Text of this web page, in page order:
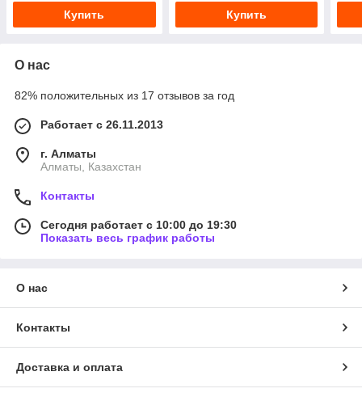
Купить Купить
О нас
82% положительных из 17 отзывов за год
Работает с 26.11.2013
г. Алматы
Алматы, Казахстан
Контакты
Сегодня работает с 10:00 до 19:30
Показать весь график работы
О нас
Контакты
Доставка и оплата